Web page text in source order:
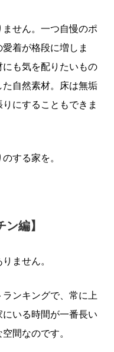
せん。一つ自慢のポ
着が格段に増しま
も気を配りたいもの
自然素材。
床は無垢
にすることもできま
する家を。
編】
ません。
ンキングで、常に上
いる時間が一番長い
間なのです。